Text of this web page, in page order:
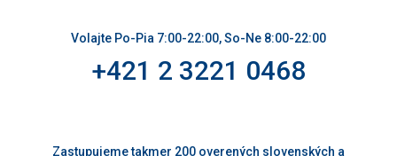
Volajte Po-Pia 7:00-22:00, So-Ne 8:00-22:00
+421 2 3221 0468
Zastupujeme takmer 200 overených slovenských a